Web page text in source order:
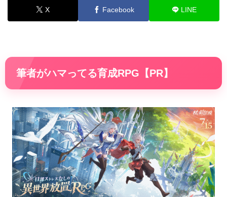
X Facebook LINE
筆者がハマってる育成RPG【PR】